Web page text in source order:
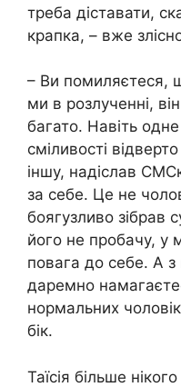
треба діставати,
крапка, – вже
– Ви помиляєтеся,
ми в розлученні,
багато. Навіть
сміливості
іншу, надіслав
за себе. Це не
боягузливо зібрав
його не пробачу, у
повага до себе. А з
даремно
нормальних
бік.
Таїсія більше